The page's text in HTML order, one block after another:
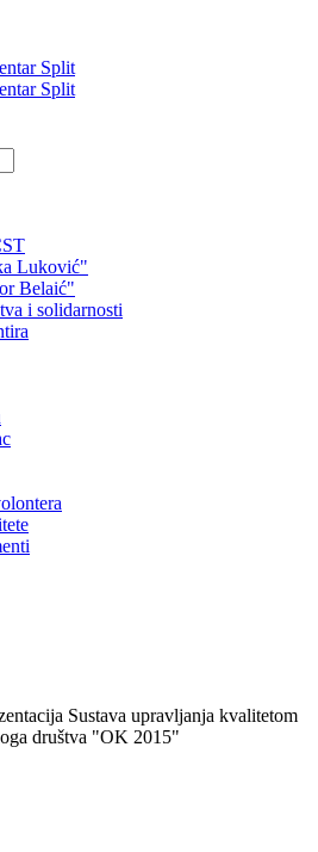
Luković"
Belaić"
i solidarnosti
Sustava upravljanja kvalitetom
društva "OK 2015"